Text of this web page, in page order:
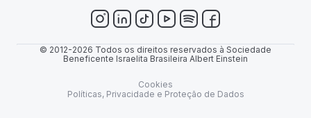
© 2012-2026 Todos os direitos reservados à Sociedade
Beneficente Israelita Brasileira Albert Einstein
Cookies
Políticas, Privacidade e Proteção de Dados